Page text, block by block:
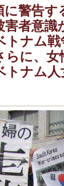
警告す
害者意
トナム
らに、
トナム